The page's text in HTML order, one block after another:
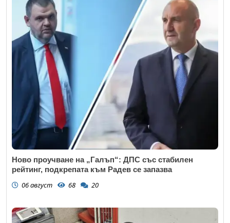
Ново проучване на „Галъп“: ДПС със стабилен
рейтинг, подкрепата към Радев се запазва
06 август 68 20